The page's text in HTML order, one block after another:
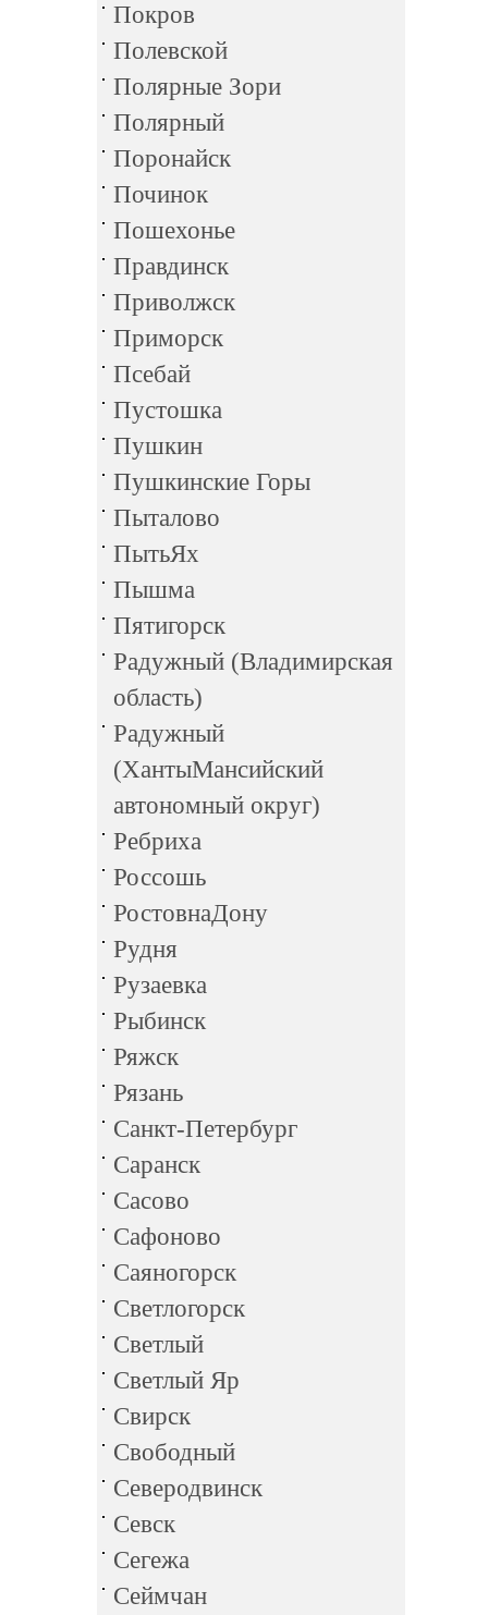
Покров
Полевской
Полярные Зори
Полярный
Поронайск
Починок
Пошехонье
Правдинск
Приволжск
Приморск
Псебай
Пустошка
Пушкин
Пушкинские Горы
Пыталово
ПытьЯх
Пышма
Пятигорск
Радужный (Владимирская
область)
Радужный
(ХантыМансийский
автономный округ)
Ребриха
Россошь
РостовнаДону
Рудня
Рузаевка
Рыбинск
Ряжск
Рязань
Санкт-Петербург
Саранск
Сасово
Сафоново
Саяногорск
Светлогорск
Светлый
Светлый Яр
Свирск
Свободный
Северодвинск
Севск
Сегежа
Сеймчан